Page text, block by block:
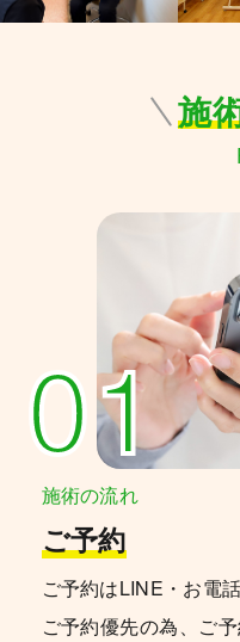
施
01
施術の流れ
ご予約
ご予約はLINE・お電
ご予約優先の為、ご